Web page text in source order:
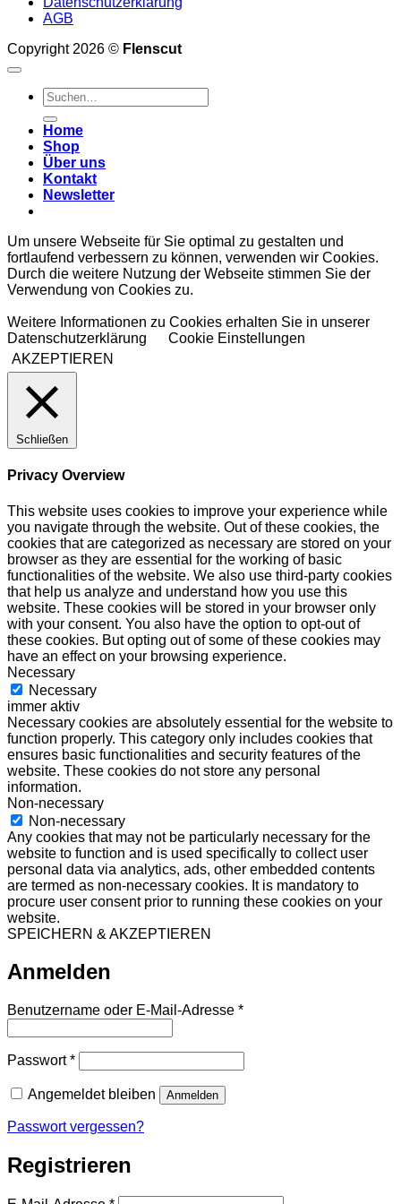
AGB
Copyright 2026 © Flenscut
Suche
nach:
Home
Shop
Über uns
Kontakt
Newsletter
Um unsere Webseite für Sie optimal zu gestalten und
fortlaufend verbessern zu können, verwenden wir Cookies.
Durch die weitere Nutzung der Webseite stimmen Sie der
Verwendung von Cookies zu.
Weitere Informationen zu Cookies erhalten Sie in unserer
Datenschutzerklärung
Cookie Einstellungen
AKZEPTIEREN
Schließen
Privacy Overview
This website uses cookies to improve your experience while
you navigate through the website. Out of these cookies, the
cookies that are categorized as necessary are stored on your
browser as they are essential for the working of basic
functionalities of the website. We also use third-party cookies
that help us analyze and understand how you use this
website. These cookies will be stored in your browser only
with your consent. You also have the option to opt-out of
these cookies. But opting out of some of these cookies may
have an effect on your browsing experience.
Necessary
Necessary
immer aktiv
Necessary cookies are absolutely essential for the website to
function properly. This category only includes cookies that
ensures basic functionalities and security features of the
website. These cookies do not store any personal
information.
Non-necessary
Non-necessary
Any cookies that may not be particularly necessary for the
website to function and is used specifically to collect user
personal data via analytics, ads, other embedded contents
are termed as non-necessary cookies. It is mandatory to
procure user consent prior to running these cookies on your
website.
SPEICHERN & AKZEPTIEREN
Anmelden
Benutzername oder E-Mail-Adresse *Erforderlich
Passwort*Erforderlich
Angemeldet bleiben Anmelden
Passwort vergessen?
Registrieren